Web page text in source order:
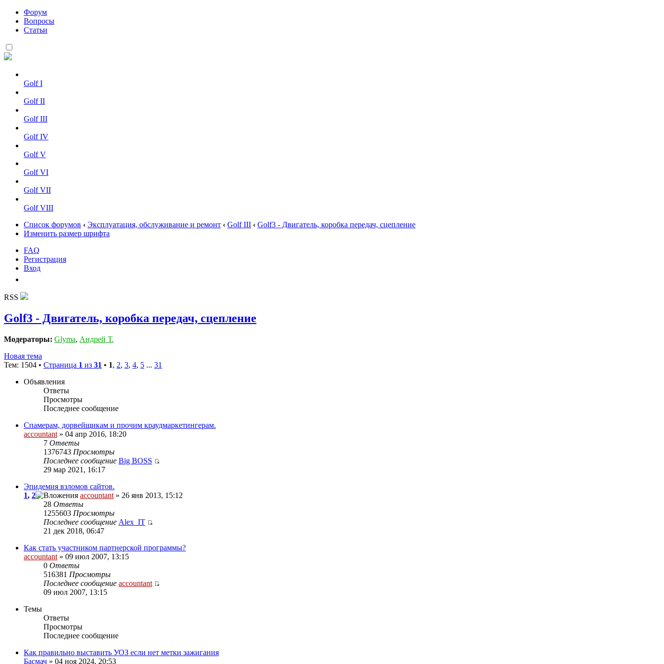
Форум
Вопросы
Статьи
Golf I
Golf II
Golf III
Golf IV
Golf V
Golf VI
Golf VII
Golf VIII
Список форумов ‹ Эксплуатация, обслуживание и ремонт ‹ Golf III ‹ Golf3 - Двигатель, коробка передач, сцепление
Изменить размер шрифта
FAQ
Регистрация
Вход
RSS
Golf3 - Двигатель, коробка передач, сцепление
Модераторы: Glyma, Андрей Т.
Новая тема
Тем: 1504 • Страница 1 из 31 • 1, 2, 3, 4, 5 ... 31
Объявления
Ответы
Просмотры
Последнее сообщение
Спамерам, дорвейщикам и прочим краудмаркетингерам.
accountant » 04 апр 2016, 18:20
7 Ответы
1376743 Просмотры
Последнее сообщение Big BOSS
29 мар 2021, 16:17
Эпидемия взломов сайтов.
1, 2 accountant » 26 янв 2013, 15:12
28 Ответы
1255603 Просмотры
Последнее сообщение Alex_IT
21 дек 2018, 06:47
Как стать участником партнерской программы?
accountant » 09 июл 2007, 13:15
0 Ответы
516381 Просмотры
Последнее сообщение accountant
09 июл 2007, 13:15
Темы
Ответы
Просмотры
Последнее сообщение
Как правильно выставить УОЗ если нет метки зажигания
Басмач » 04 ноя 2024, 20:53